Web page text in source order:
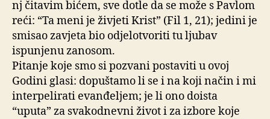
nj čitavim bićem, sve dotle da se može s Pavlom
reći: “Ta meni je živjeti Krist” (Fil 1, 21); jedini je
smisao zavjeta bio odjelotvoriti tu ljubav
ispunjenu zanosom.
Pitanje koje smo si pozvani postaviti u ovoj
Godini glasi: dopuštamo li se i na koji način i mi
interpelirati evanđeljem; je li ono doista
“uputa” za svakodnevni život i za izbore koje